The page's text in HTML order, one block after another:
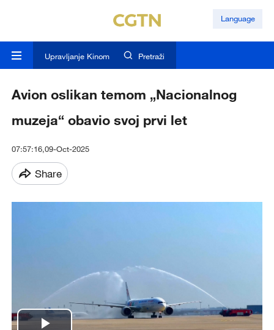
Language
Upravljanje Kinom Pretraži
Avion oslikan temom „Nacionalnog
muzeja“ obavio svoj prvi let
07:57:16,09-Oct-2025
Share